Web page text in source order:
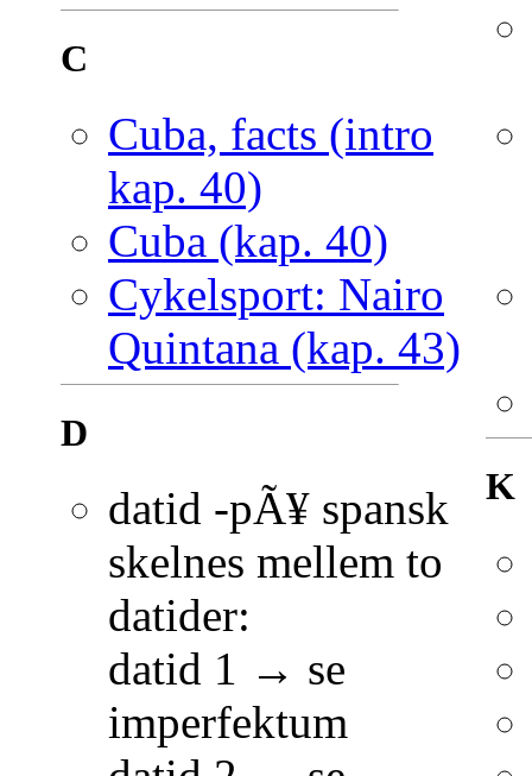
C
Cuba, facts (intro
kap. 40)
Cuba (kap. 40)
Cykelsport: Nairo
Quintana (kap. 43)
D
datid -pÃ¥ spansk
skelnes mellem to
datider:
datid 1 → se
imperfektum
K